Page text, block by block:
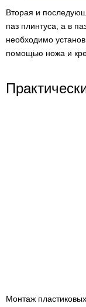
Вторая и
паз плинтуса, а в
необходимо
помощью ножа и
Монтаж